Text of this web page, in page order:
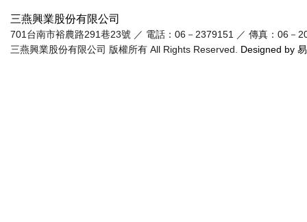
三燕興業股份有限公司
701台南市裕農路291巷23號 ／ 電話：06－2379151 ／ 傳真：06
三燕興業股份有限公司 版權所有 All Rights Reserved.
Designed by